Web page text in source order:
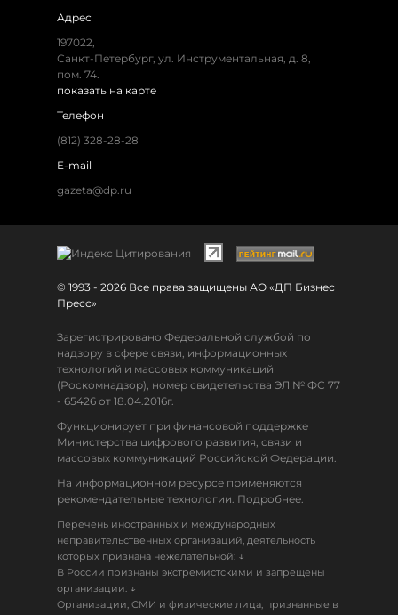
Адрес
197022,
Санкт-Петербург, ул. Инструментальная, д. 8,
пом. 74.
показать на карте
Телефон
(812) 328-28-28
E-mail
gazeta@dp.ru
© 1993 - 2026 Все права защищены АО «ДП Бизнес
Пресс»
Зарегистрировано Федеральной службой по
надзору в сфере связи, информационных
технологий и массовых коммуникаций
(Роскомнадзор), номер свидетельства ЭЛ № ФС 77
- 65426 от 18.04.2016г.
Функционирует при финансовой поддержке
Министерства цифрового развития, связи и
массовых коммуникаций Российской Федерации.
На информационном ресурсе применяются
рекомендательные технологии. Подробнее.
Перечень иностранных и международных
неправительственных организаций, деятельность
которых признана нежелательной: ↓
В России признаны экстремистскими и запрещены
организации: ↓
Организации, СМИ и физические лица, признанные в